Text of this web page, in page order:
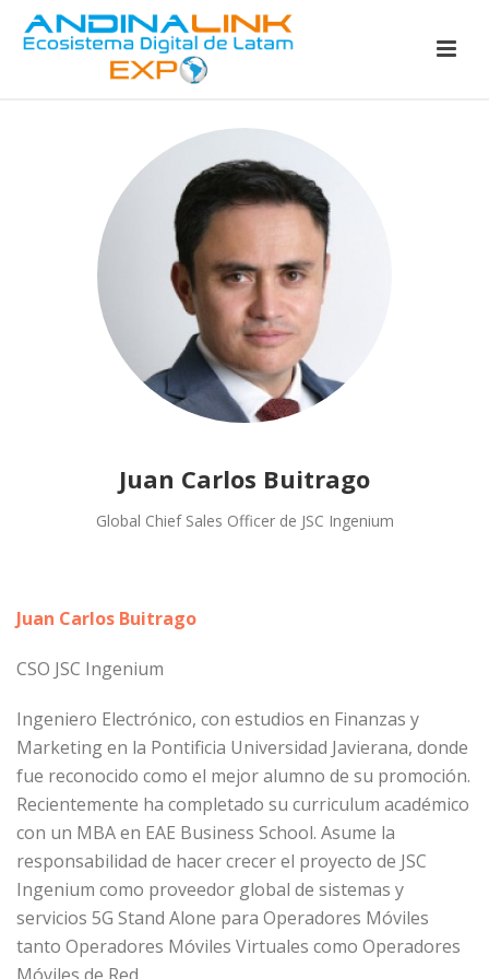
Juan Carlos Buitrago
Global Chief Sales Officer de JSC Ingenium
Juan Carlos Buitrago
CSO JSC Ingenium
Ingeniero Electrónico, con estudios en Finanzas y
Marketing en la Pontificia Universidad Javierana, donde
fue reconocido como el mejor alumno de su promoción.
Recientemente ha completado su curriculum académico
con un MBA en EAE Business School. Asume la
responsabilidad de hacer crecer el proyecto de JSC
Ingenium como proveedor global de sistemas y
servicios 5G Stand Alone para Operadores Móviles
tanto Operadores Móviles Virtuales como Operadores